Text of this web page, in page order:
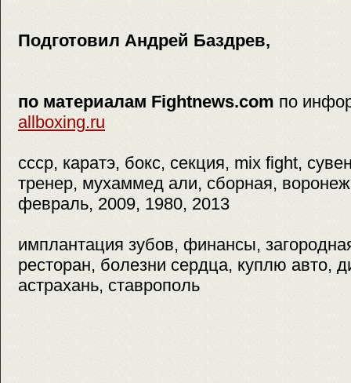
Подготовил Андрей Баздрев,
по материалам Fightnews.com по
allboxing.ru
ссср, каратэ, бокс, секция, mix fight,
тренер, мухаммед али, сборная,
февраль, 2009, 1980, 2013
имплантация зубов, финансы,
ресторан, болезни сердца, куплю авто,
астрахань, ставрополь